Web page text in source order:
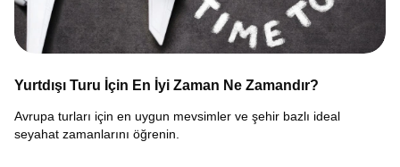
Yurtdışı Turu İçin En İyi Zaman Ne Zamandır?
Avrupa turları için en uygun mevsimler ve şehir bazlı ideal
seyahat zamanlarını öğrenin.